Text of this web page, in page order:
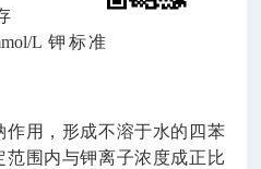
L 钾标准
作用，形成不溶于水的四苯
围内与钾离子浓度成正比